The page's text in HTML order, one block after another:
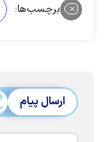
برچسب‌ها:
ارسال پیام